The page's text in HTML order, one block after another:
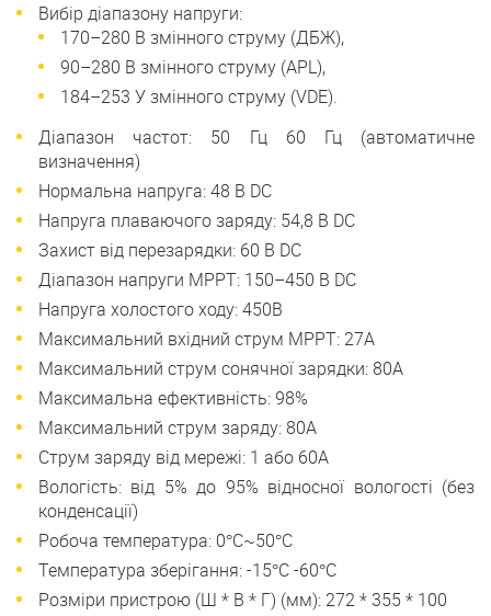
Вибір діапазону напруги:
170–280 В змінного струму (ДБЖ),
90–280 В змінного струму (APL),
184–253 У змінного струму (VDE).
Діапазон частот: 50 Гц 60 Гц (автоматичне
визначення)
Нормальна напруга: 48 В DC
Напруга плаваючого заряду: 54,8 В DC
Захист від перезарядки: 60 В DC
Діапазон напруги MPPT: 150–450 В DC
Напруга холостого ходу: 450В
Максимальний вхідний струм МРРТ: 27А
Максимальний струм сонячної зарядки: 80А
Максимальна ефективність: 98%
Максимальний струм заряду: 80А
Струм заряду від мережі: 1 або 60А
Вологість: від 5% до 95% відносної вологості (без
конденсації)
Робоча температура: 0°C~50°C
Температура зберігання: -15°C -60°C
Розміри пристрою (Ш * В * Г) (мм): 272 * 355 * 100